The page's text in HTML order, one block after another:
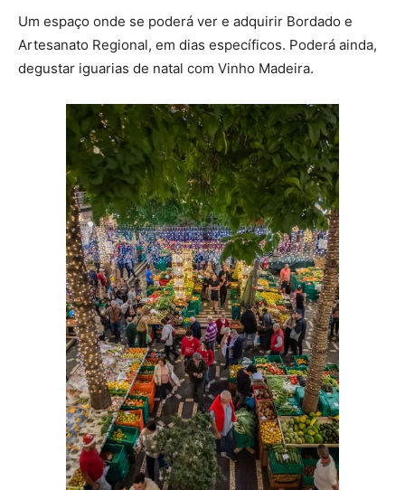
Um espaço onde se poderá ver e adquirir Bordado e
Artesanato Regional, em dias específicos. Poderá ainda,
degustar iguarias de natal com Vinho Madeira.